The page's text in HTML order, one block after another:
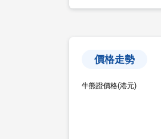
價格走勢
牛熊證價格(港元)